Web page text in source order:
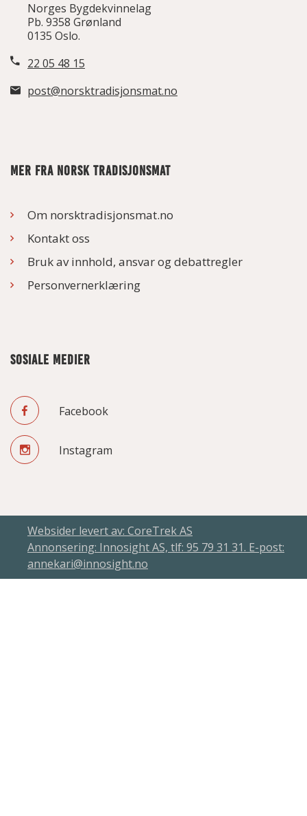
Norges Bygdekvinnelag
Pb. 9358 Grønland
0135 Oslo.
22 05 48 15
post@norsktradisjonsmat.no
MER FRA NORSK TRADISJONSMAT
Om norsktradisjonsmat.no
Kontakt oss
Bruk av innhold, ansvar og debattregler
Personvernerklæring
SOSIALE MEDIER
Facebook
Instagram
Websider levert av: CoreTrek AS
Annonsering: Innosight AS, tlf: 95 79 31 31. E-post:
annekari@innosight.no